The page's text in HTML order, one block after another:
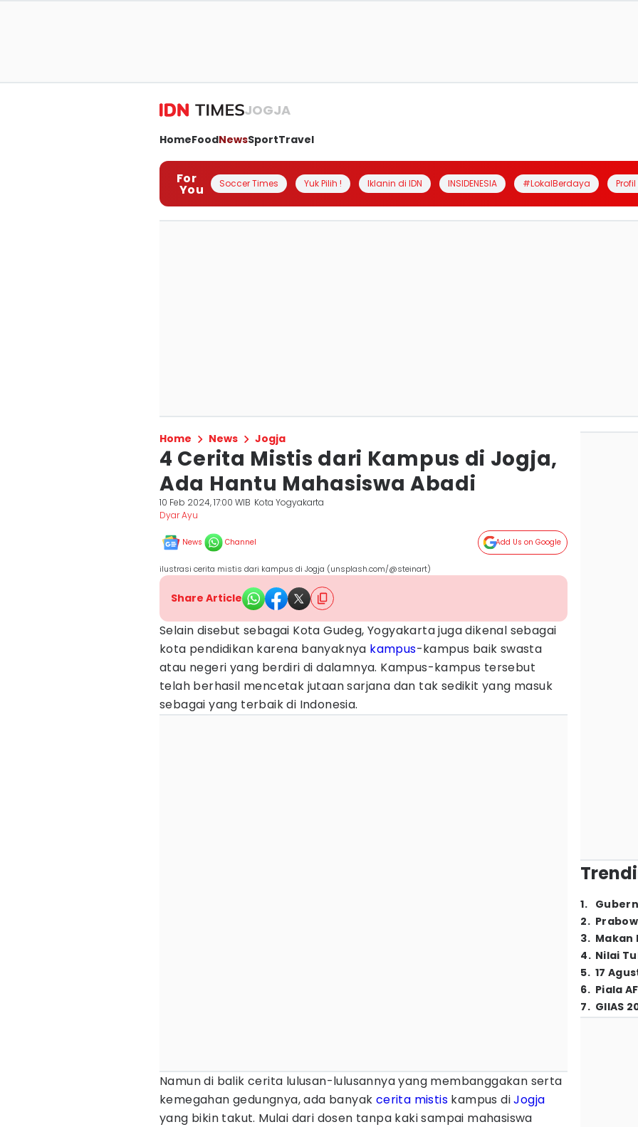
JOGJA
HomeFoodNewsSportTravel
For
You Soccer Times Yuk Pilih ! Iklanin di IDN INSIDENESIA #LokalBerdaya
Home News Jogja
4 Cerita Mistis dari Kampus di Jogja,
Ada Hantu Mahasiswa Abadi
10 Feb 2024, 17:00 WIB Kota Yogyakarta
Dyar Ayu
News Channel Add Us on Google
ilustrasi cerita mistis dari kampus di Jogja (unsplash.com/@steinart)
Share Article
Selain disebut sebagai Kota Gudeg, Yogyakarta juga dikenal sebagai
kota pendidikan karena banyaknya kampus-kampus baik swasta
atau negeri yang berdiri di dalamnya. Kampus-kampus tersebut
telah berhasil mencetak jutaan sarjana dan tak sedikit yang masuk
sebagai yang terbaik di Indonesia.
Namun di balik cerita lulusan-lulusannya yang membanggakan serta
kemegahan gedungnya, ada banyak cerita mistis kampus diJogja
yang bikin takut. Mulai dari dosen tanpa kaki sampai mahasiswa
1.
2.
3. Makan
4. Nilai
5. 17
6. Piala
7. GIIAS